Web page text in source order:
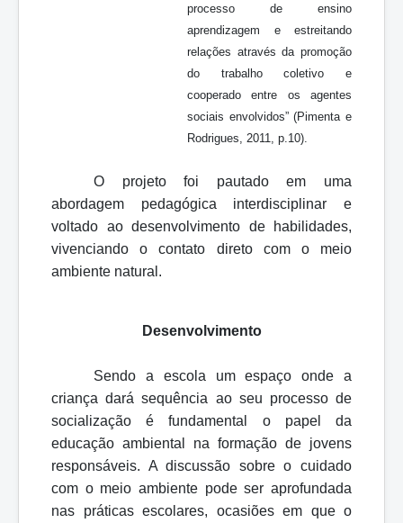
processo de ensino
aprendizagem e estreitando
relações através da promoção
do trabalho coletivo e
cooperado entre os agentes
sociais envolvidos” (Pimenta e
Rodrigues, 2011, p.10).
O projeto foi pautado em uma
abordagem pedagógica interdisciplinar e
voltado ao desenvolvimento de habilidades,
vivenciando o contato direto com o meio
ambiente natural.
Desenvolvimento
Sendo a escola um espaço onde a
criança dará sequência ao seu processo de
socialização é fundamental o papel da
educação ambiental na formação de jovens
responsáveis. A discussão sobre o cuidado
com o meio ambiente pode ser aprofundada
nas práticas escolares, ocasiões em que o